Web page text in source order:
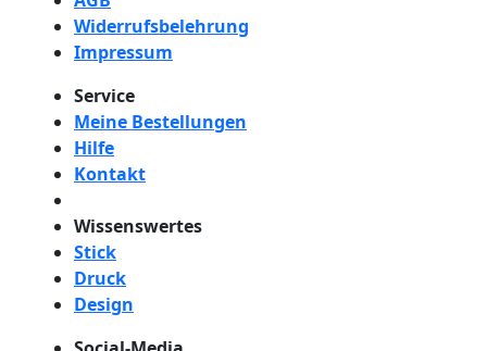
Widerrufsbelehrung
Impressum
Service
Meine Bestellungen
Hilfe
Kontakt
Wissenswertes
Stick
Druck
Design